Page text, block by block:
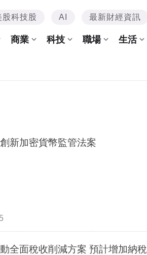
股科技股 AI 最新財經資訊
商業 科技 職場 生活
新加密貨幣監管法案
全面稅收削減方案 預計增加納稅